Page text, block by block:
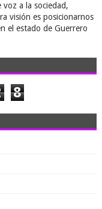
a la sociedad,
visión es posicionarnos
el estado de Guerrero
8